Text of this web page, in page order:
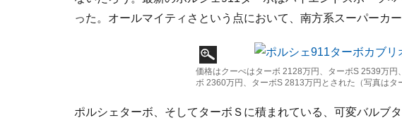
った。オールマイティさという点において、南方系スーパーカ
価格はクーぺはターボ 2128万円、ターボS 2539万円
ボ 2360万円、ターボS 2813万円とされた（写真はタ
ポルシェターボ、そしてターボＳに積まれている、可変バルブ